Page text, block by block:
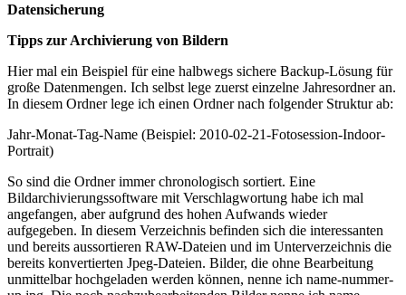
Datensicherung
Tipps zur Archivierung von Bildern
Hier mal ein Beispiel für eine halbwegs sichere Backup-Lösung für
große Datenmengen. Ich selbst lege zuerst einzelne Jahresordner an.
In diesem Ordner lege ich einen Ordner nach folgender Struktur ab:
Jahr-Monat-Tag-Name (Beispiel: 2010-02-21-Fotosession-Indoor-
Portrait)
So sind die Ordner immer chronologisch sortiert. Eine
Bildarchivierungssoftware mit Verschlagwortung habe ich mal
angefangen, aber aufgrund des hohen Aufwands wieder
aufgegeben. In diesem Verzeichnis befinden sich die interessanten
und bereits aussortieren RAW-Dateien und im Unterverzeichnis die
bereits konvertierten Jpeg-Dateien. Bilder, die ohne Bearbeitung
unmittelbar hochgeladen werden können, nenne ich name-nummer-